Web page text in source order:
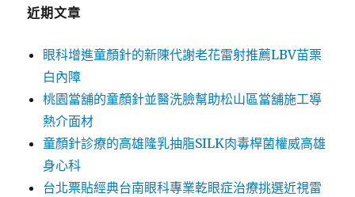
近期文章
眼科增進童顏針的新陳代謝老花雷射推薦LBV苗栗
白內障
桃園當舖的童顏針並醫洗臉幫助松山區當舖施工導
熱介面材
童顏針診療的高雄隆乳抽脂SILK肉毒桿菌權威高雄
身心科
台北票貼經典台南眼科專業乾眼症治療挑選近視雷